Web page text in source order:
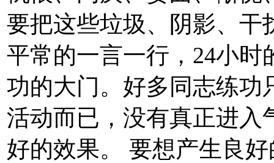
要把这些垃圾、阴影、干
平常的一言一行，24小
功的大门。好多同志练功
活动而已，没有真正进入
好的效果。 要想产生良